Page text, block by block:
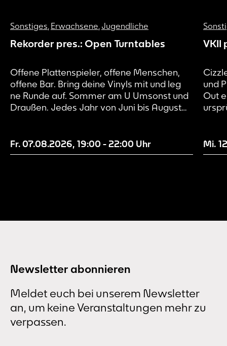
Sonstiges, Erwachsene, Jugendliche
Rekorder pres.: Open Turntables
Offene Plattenspieler, offene Menschen,
offene Bar. Bring deine Vinyls mit und leg
ne Runde auf. Sommer am U Umsonst und
Draußen. Jedes Jahr von Juni bis August
„made by many“-Konzepts ist für ziemlich
jeden Geschmack etwas dabei – ob Live-
Fr. 07.08.2026, 19:00 -22:00 Uhr
VKII
und
Out
in
– mit
Mi.
Newsletter abonnieren
Meldet euch bei unserem Newsletter
an, um keine Veranstaltungen mehr zu
verpassen.